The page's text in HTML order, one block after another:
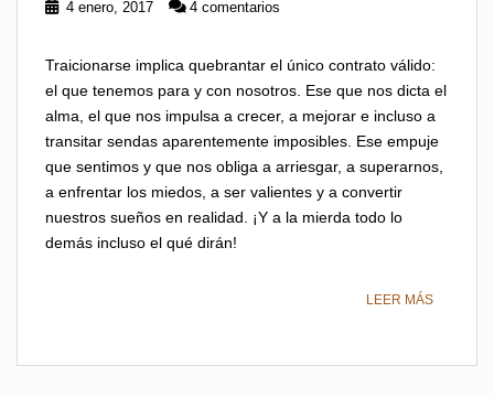
4 enero, 2017 4 comentarios
Traicionarse implica quebrantar el único contrato válido:
el que tenemos para y con nosotros. Ese que nos dicta el
alma, el que nos impulsa a crecer, a mejorar e incluso a
transitar sendas aparentemente imposibles. Ese empuje
que sentimos y que nos obliga a arriesgar, a superarnos,
a enfrentar los miedos, a ser valientes y a convertir
nuestros sueños en realidad. ¡Y a la mierda todo lo
demás incluso el qué dirán!
LEER MÁS